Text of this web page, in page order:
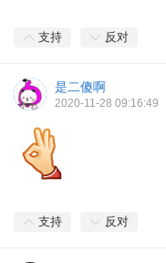
支持 反对
是二傻啊
2020-11-28 09:16:49
支持 反对